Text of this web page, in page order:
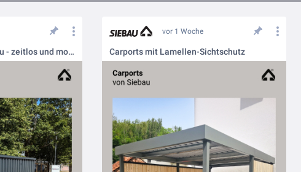
Gerätehäuser von Siebau - zeitlos und modern
vor 1 Woche
Carports mit Lamellen-Sichtschutz